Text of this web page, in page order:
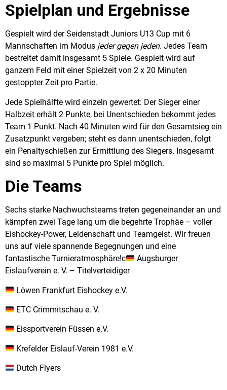
Spielplan und Ergebnisse
Gespielt wird derSeidenstadt Juniors U13 Cup mit 6
Mannschaften im Modus jeder gegen jeden. Jedes Team
bestreitet damit insgesamt 5 Spiele. Gespielt wird auf
ganzem Feld mit einer Spielzeit von 2 x 20 Minuten
gestoppter Zeit pro Partie.
Jede Spielhälfte wird einzeln gewertet: Der Sieger einer
Halbzeit erhält 2 Punkte, bei Unentschieden bekommt jedes
Team 1 Punkt. Nach 40 Minuten wird für den Gesamtsieg ein
Zusatzpunkt vergeben; steht es dann unentschieden, folgt
ein Penaltyschießen zur Ermittlung des Siegers. Insgesamt
sind so maximal 5 Punkte pro Spiel möglich.
Die Teams
Sechs starke Nachwuchsteams treten gegeneinander an und
kämpfen zwei Tage lang um die begehrte Trophäe – voller
Eishockey-Power, Leidenschaft und Teamgeist. Wir freuen
uns auf viele spannende Begegnungen und eine
fantastische Turnieratmosphäre!c
Augsburger
Eislaufverein e. V. – Titelverteidiger
Löwen Frankfurt Eishockey e.V.
ETC Crimmitschau e. V.
Eissportverein Füssen e.V.
Krefelder Eislauf-Verein 1981 e.V.
Dutch Flyers